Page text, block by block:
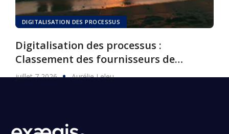
DIGITALISATION DES PROCESSUS
Digitalisation des processus :
Classement des fournisseurs de
logiciels, 2026
juillet 7 2026 Aurélie Leleu